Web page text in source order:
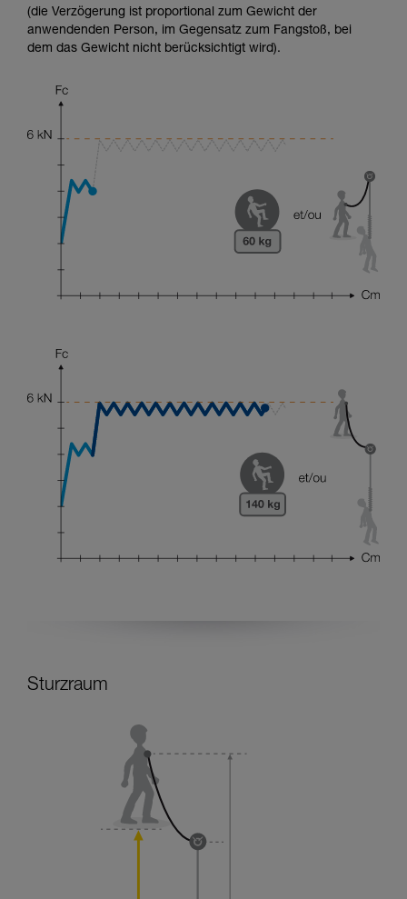
(die Verzögerung ist proportional zum Gewicht der
anwendenden Person, im Gegensatz zum Fangstoß, bei
dem das Gewicht nicht berücksichtigt wird).
Sturzraum